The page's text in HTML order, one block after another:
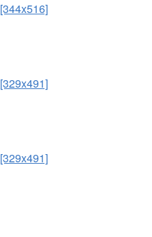
[344x516]
[329x491]
[329x491]